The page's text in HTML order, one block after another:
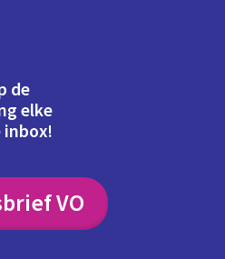
de
elke
inbox!
VO